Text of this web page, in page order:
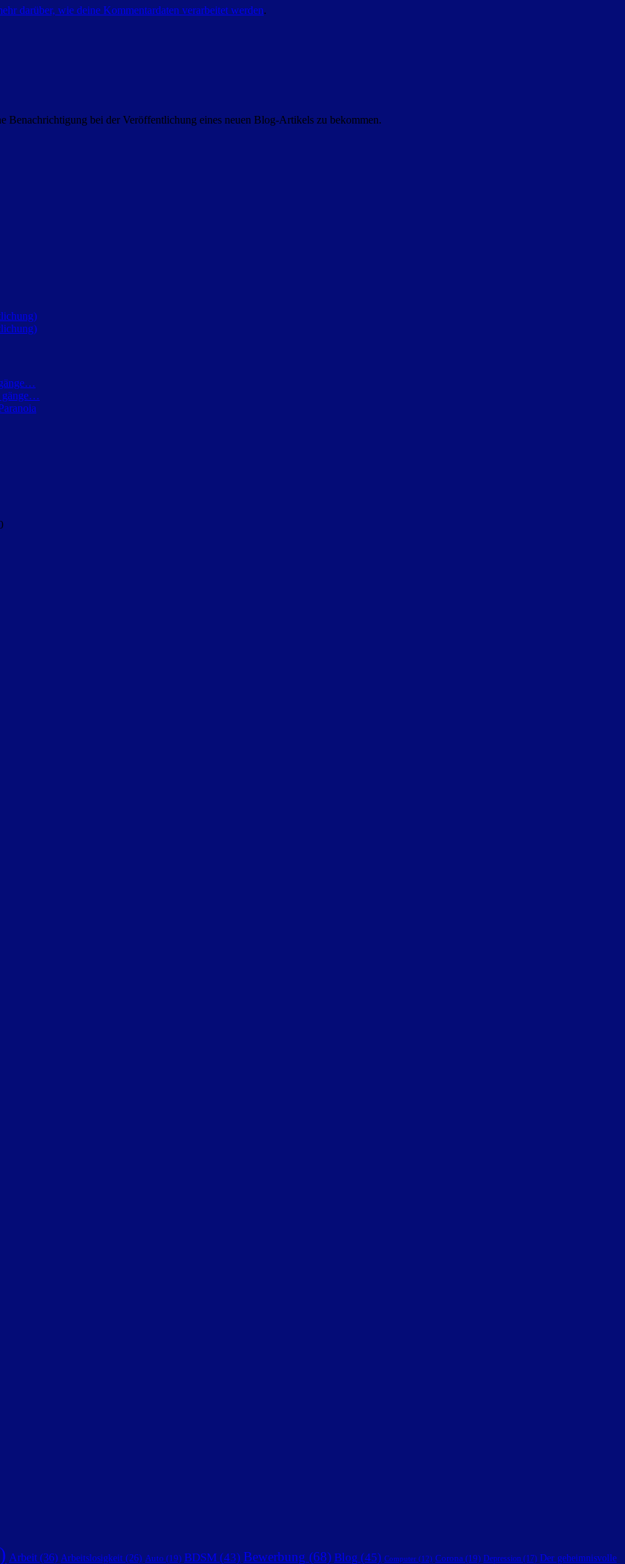
darüber, wie deine Kommentardaten verarbeitet werden.
Benachrichtigung bei der Veröffentlichung eines neuen Blog-Artikels zu bekommen.
gänge…
Arbeit (36) Arbeitslosigkeit (26) Auto (19) BDSM (43) Bewerbung (68) Blog (45) Computer (12) Corona (19) Depression (17) Der geheimnisvolle